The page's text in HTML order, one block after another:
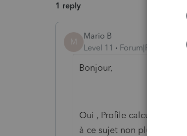
1 reply
M
Mario B
Level 11
Forum|Forum|5
Bonjour,
Oui , Profile calcule la
à ce sujet non plus. Le